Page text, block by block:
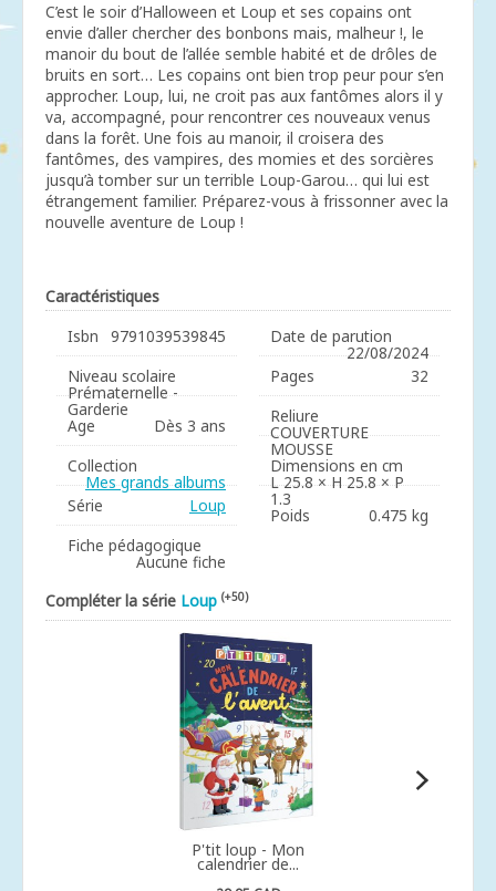
C’est le soir d’Halloween et Loup et ses copains ont
envie d’aller chercher des bonbons mais, malheur !, le
manoir du bout de l’allée semble habité et de drôles de
bruits en sort… Les copains ont bien trop peur pour s’en
approcher. Loup, lui, ne croit pas aux fantômes alors il y
va, accompagné, pour rencontrer ces nouveaux venus
dans la forêt. Une fois au manoir, il croisera des
fantômes, des vampires, des momies et des sorcières
jusqu’à tomber sur un terrible Loup-Garou… qui lui est
étrangement familier. Préparez-vous à frissonner avec la
nouvelle aventure de Loup !
Caractéristiques
Isbn
9791039539845
Niveau scolaire
Prématernelle -
Garderie
Age
Dès 3 ans
Collection
Mes grands albums
Série
Loup
Fiche pédagogique
Aucune fiche
Date de parution
22/08/2024
Pages
32
Reliure
COUVERTURE
MOUSSE
Dimensions en cm
L 25.8 × H 25.8 × P
1.3
Poids 0.475 kg
Compléter la série Loup (+50)
P'tit loup - Mon
calendrier de...